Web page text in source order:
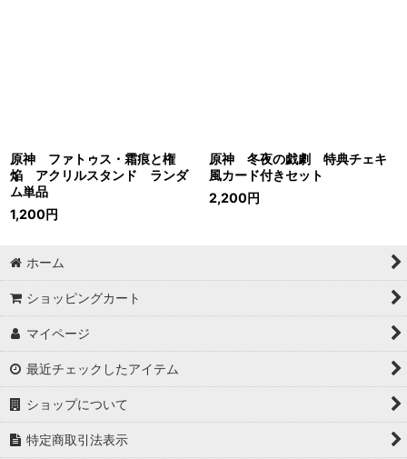
原神 ファトゥス・霜痕と権
焔 アクリルスタンド ランダ
ム単品
1,200円
原神 冬夜の戯劇 特典チェキ
風カード付きセット
2,200円
ホーム
ショッピングカート
マイページ
最近チェックしたアイテム
ショップについて
特定商取引法表示